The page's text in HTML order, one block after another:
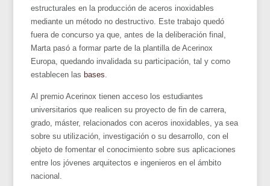
estructurales en la producción de aceros inoxidables
mediante un método no destructivo. Este trabajo quedó
fuera de concurso ya que, antes de la deliberación final,
Marta pasó a formar parte de la plantilla de Acerinox
Europa, quedando invalidada su participación, tal y como
establecen lasbases
Al premio Acerinox tienen acceso los estudiantes
universitarios que realicen su proyecto de fin de carrera,
grado, máster, relacionados con aceros inoxidables, ya sea
sobre su utilización, investigación o su desarrollo, con el
objeto de fomentar el conocimiento sobre sus aplicaciones
entre los jóvenes arquitectos e ingenieros en el ámbito
nacional.